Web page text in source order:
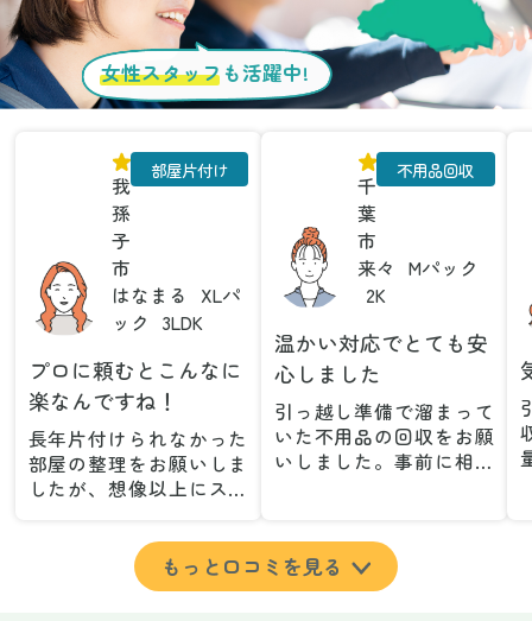
女性スタッフ も活躍中!
我
孫
子
市
はなまる
XLパ
ック
3LDK
部屋片付け
プロに頼むとこんなに
楽なんですね！
長年片付けられなかった
部屋の整理をお願いしま
したが、想像以上にスム
が集めた物や古い家具が
多く、自分たちだけでは
どうにもならない状態で
千
葉
市
来々
Mパック
2K
不用品回収
温かい対応でとても安
心しました
引っ越し準備で溜まって
いた不用品の回収をお願
いしました。事前に相談
とができました。特に、
古い家具や壊れた家電な
ど、処分が難しいものが
もっと口コミを見る